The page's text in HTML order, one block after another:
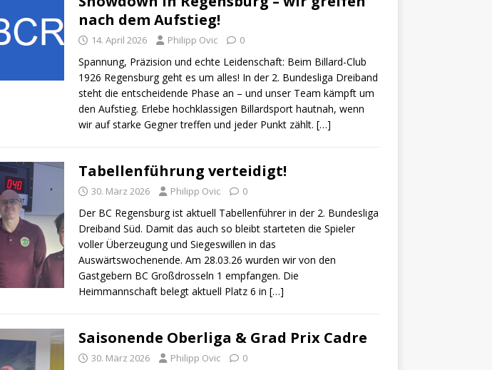
nach dem Aufstieg!
14. April 2026 Philipp Ovic 0
Spannung, Präzision und echte Leidenschaft: Beim Billard-Club
1926 Regensburg geht es um alles! In der 2. Bundesliga Dreiband
steht die entscheidende Phase an – und unser Team kämpft um
den Aufstieg. Erlebe hochklassigen Billardsport hautnah, wenn
wir auf starke Gegner treffen und jeder Punkt zählt. […]
Tabellenführung verteidigt!
30. März 2026 Philipp Ovic 0
Der BC Regensburg ist aktuell Tabellenführer in der 2. Bundesliga
Dreiband Süd. Damit das auch so bleibt starteten die Spieler
voller Überzeugung und Siegeswillen in das
Auswärtswochenende. Am 28.03.26 wurden wir von den
Gastgebern BC Großdrosseln 1 empfangen. Die
Heimmannschaft belegt aktuell Platz 6 in […]
Saisonende Oberliga & Grad Prix Cadre
30. März 2026 Philipp Ovic 0